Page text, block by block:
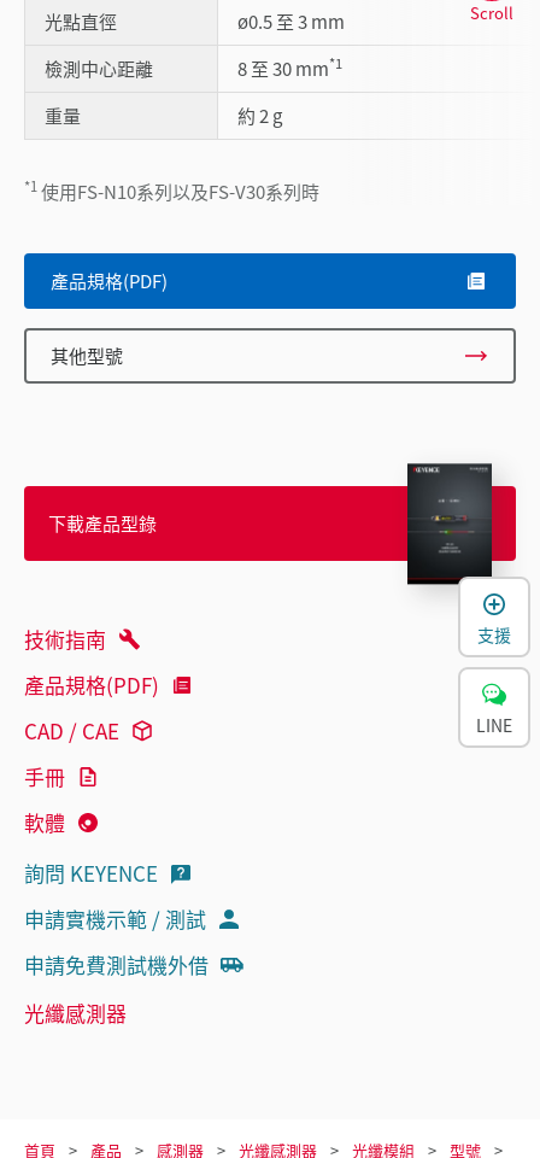
光點直徑
ø0.5 至 3 mm
檢測中心距離
8 至 30 mm*1
重量 約 2 g
*1使用FS-N10系列以及FS-V30系列時
Scroll
產品規格(PDF)
其他型號
下載產品型錄
技術指南
產品規格(PDF)
CAD / CAE
手冊
軟體
詢問 KEYENCE
申請實機示範 / 測試
申請免費測試機外借
光纖感測器
首頁 產品 感測器 光纖感測器 光纖模組
型號
支援
LINE